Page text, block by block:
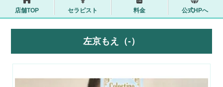
店舗TOP セラピスト 料金 公式HPへ
左京もえ（-）